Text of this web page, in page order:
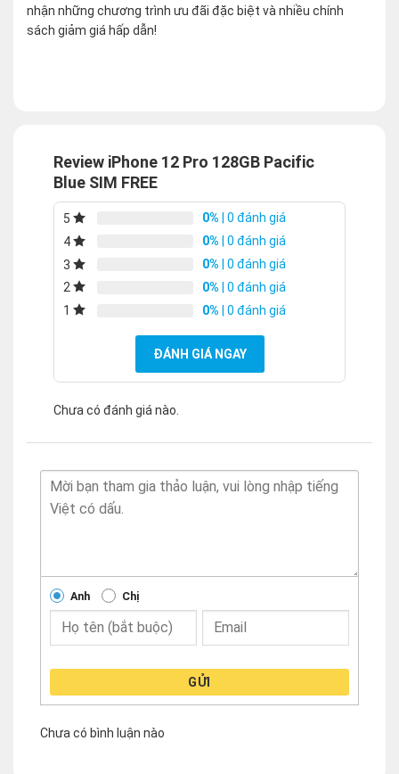
nhận những chương trình ưu đãi đặc biệt và nhiều chính
sách giảm giá hấp dẫn!
Review iPhone 12 Pro 128GB Pacific
Blue SIM FREE
5 0% | 0 đánh giá
4
0% | 0 đánh giá
3
0% | 0 đánh giá
2
0% | 0 đánh giá
1
0% | 0 đánh giá
ĐÁNH GIÁ NGAY
Chưa có đánh giá nào.
Anh Chị
GỬI
Chưa có bình luận nào